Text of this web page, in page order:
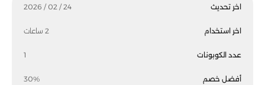
اخر تحديث 24 / 02 / 2026
اخر استخدام 2 ساعات
عدد الكوبونات 1
أفضل خصم 30%